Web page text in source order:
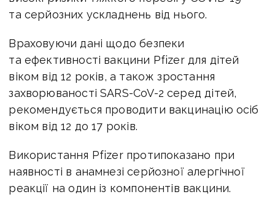
та серйозних ускладнень від нього.
Враховуючи дані щодо безпеки
та ефективності вакцини Pfizer для дітей
віком від 12 років, а також зростання
захворюваності SARS-CoV-2 серед дітей,
рекомендується проводити вакцинацію осіб
віком від 12 до 17 років.
Використання Pfizer протипоказано при
наявності в анамнезі серйозної алергічної
реакції на один із компонентів вакцини.